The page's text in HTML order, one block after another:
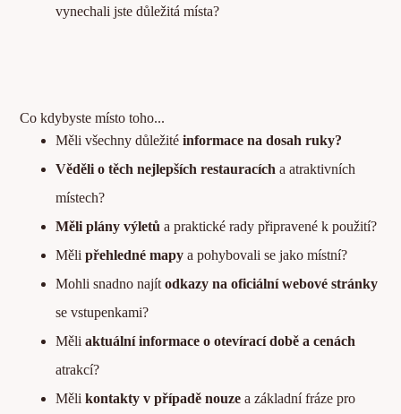
vynechali jste důležitá místa?
Co kdybyste místo toho...
Měli všechny důležitéinformace na dosah ruky?
Věděli o těch nejlepších restauracích a atraktivních
místech?
Měli plány výletů a praktické rady připravené k použití?
Mělipřehledné mapy a pohybovali se jako místní?
Mohli snadno najítodkazy na oficiální webové stránky
se vstupenkami?
Měliaktuální informace o otevírací době a cenách
atrakcí?
Mělikontakty v případě nouze a základní fráze pro